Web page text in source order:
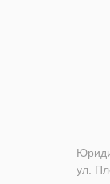
ул.